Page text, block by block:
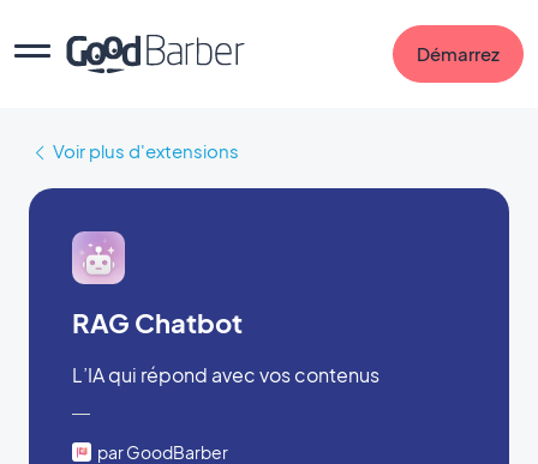
Démarrez
Voir plus d'extensions
RAG Chatbot
L’IA qui répond avec vos contenus
par GoodBarber